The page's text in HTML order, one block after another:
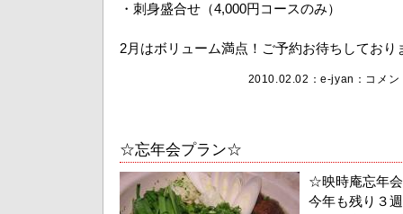
・刺身盛合せ（4,000円コースのみ）
2月はボリューム満点！ご予約お待ちしており
2010.02.02：e-jyan ： コメン
☆忘年会プラン☆
☆映時庵忘年
今年も残り３